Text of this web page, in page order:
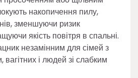
накопичення пилу,
зменшуючи ризик
якість повітря в спальні.
незамінним для сімей з
і людей зі слабким